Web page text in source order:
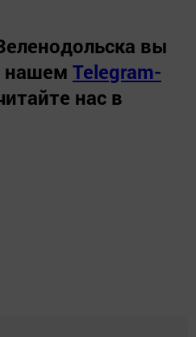
вы
нашем Telegram-
нас в